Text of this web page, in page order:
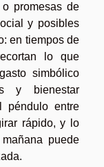
promesas de
y posibles
en tiempos de
lo que
simbólico
y bienestar
péndulo entre
rápido, y lo
puede